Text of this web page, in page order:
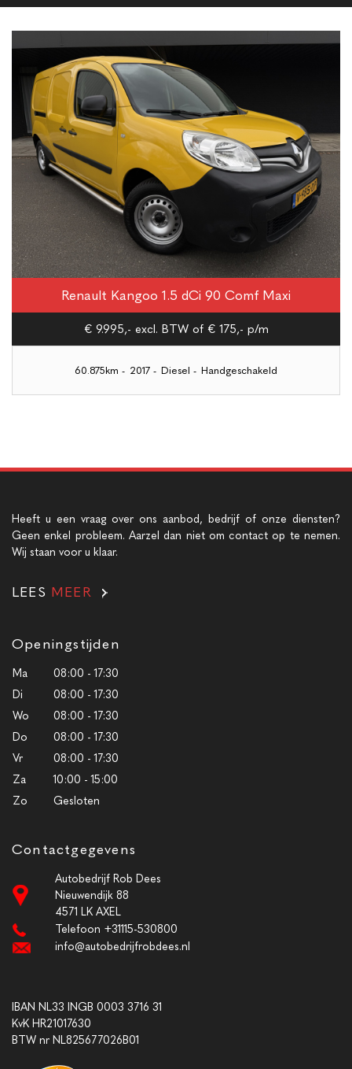
Renault Kangoo 1.5 dCi 90 Comf Maxi
€ 9.995,- excl. BTW of € 175,- p/m
60.875km - 2017 - Diesel - Handgeschakeld
Heeft u een vraag over ons aanbod, bedrijf of onze diensten?
Geen enkel probleem. Aarzel dan niet om contact op te nemen.
Wij staan voor u klaar.
LEES MEER
Openingstijden
Ma
08:00 - 17:30
Di
08:00 - 17:30
Wo
08:00 - 17:30
Do
08:00 - 17:30
Vr
08:00 - 17:30
Za
10:00 - 15:00
Zo
Gesloten
Contactgegevens
Autobedrijf Rob Dees
Nieuwendijk 88
4571 LK AXEL
Telefoon +31115-530800
info@autobedrijfrobdees.nl
IBAN NL33 INGB 0003 3716 31
KvK HR21017630
BTW nr NL825677026B01